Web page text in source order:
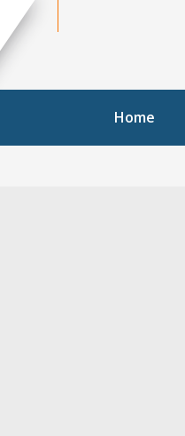
Home